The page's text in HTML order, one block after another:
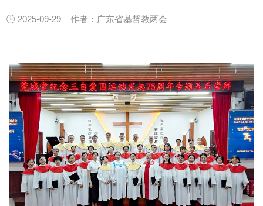
🕒 2025-09-29 作者：广东省基督教两会